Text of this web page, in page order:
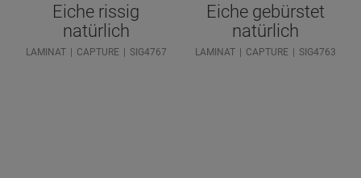
Eiche rissig
natürlich
LAMINAT CAPTURE SIG4767
Eiche gebürstet
natürlich
LAMINAT CAPTURE SIG4763